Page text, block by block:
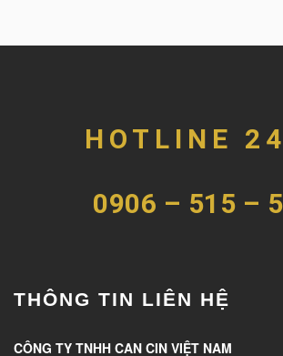
HOTLINE
0906 – 515 –
THÔNG TIN LIÊN HỆ
CÔNG TY TNHH CAN CIN VIỆT NAM